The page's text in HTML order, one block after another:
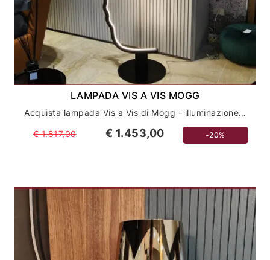
LAMPADA VIS A VIS MOGG
Acquista lampada Vis a Vis di Mogg - illuminazione di design italiano online
€ 1.817,00 € 1.453,00 -20%